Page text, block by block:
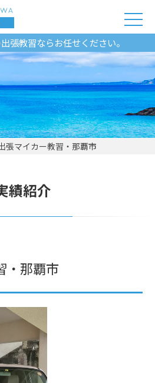
張教習ならお任せください。
張マイカー教習・那覇市
績紹介
・那覇市